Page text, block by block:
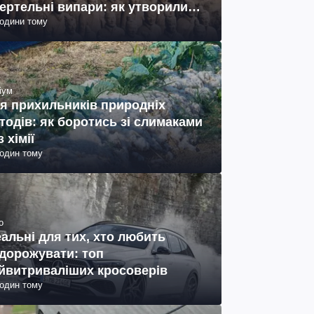
випари: як утворились
тому
прихильників природніх
як боротись зі слимаками
хімії
тому
для тих, хто любить
топ
кросоверів
тому